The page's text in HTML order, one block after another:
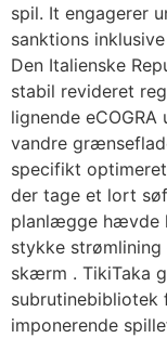
spil. It engagerer
sanktions
Den Italienske
stabil revideret
lignende
vandre
specifikt
der tage et lort
planlægge hævde
stykke
skærm . TikiTaka
subrutinebibliotek
imponerende